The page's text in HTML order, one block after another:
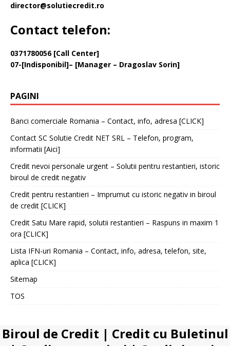
director@solutiecredit.ro
Contact telefon:
0371780056 [Call Center]
07-[Indisponibil]– [Manager – Dragoslav Sorin]
PAGINI
Banci comerciale Romania – Contact, info, adresa [CLICK]
Contact SC Solutie Credit NET SRL – Telefon, program,
informatii [Aici]
Credit nevoi personale urgent – Solutii pentru restantieri, istoric
biroul de credit negativ
Credit pentru restantieri – Imprumut cu istoric negativ in biroul
de credit [CLICK]
Credit Satu Mare rapid, solutii restantieri – Raspuns in maxim 1
ora [CLICK]
Lista IFN-uri Romania – Contact, info, adresa, telefon, site,
aplica [CLICK]
Sitemap
TOS
Biroul de Credit | Credit cu Buletinul